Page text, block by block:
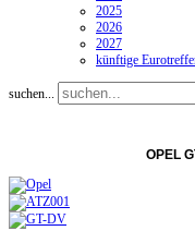
2025
2026
2027
künftige
suchen...
OPEL